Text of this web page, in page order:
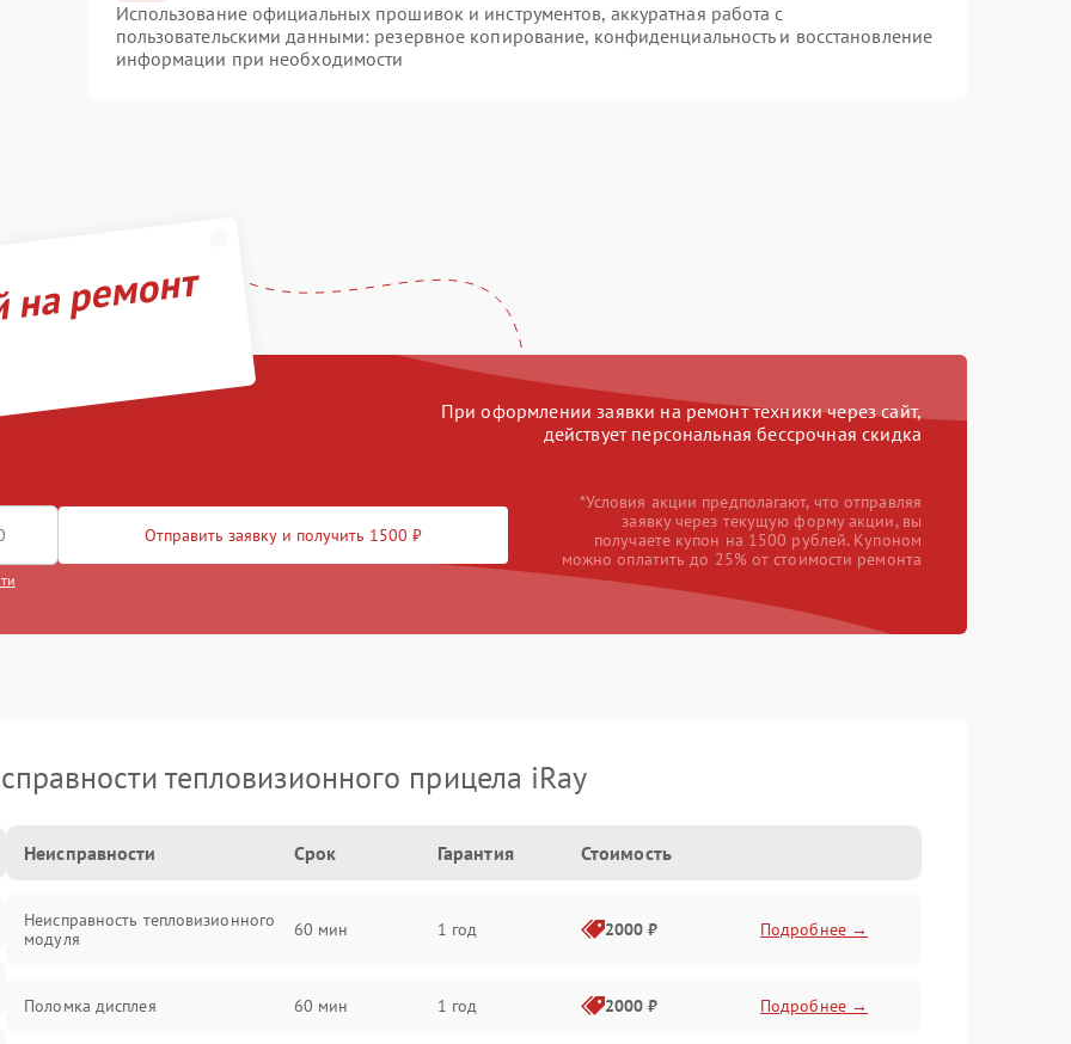
Использование официальных прошивок и инструментов, аккуратная работа с
пользовательскими данными: резервное копирование, конфиденциальность и восстановление
информации при необходимости
ремонт
При оформлении заявки на ремонт техники через сайт,
действует персональная бессрочная скидка
Отправить заявку и получить 1500 ₽
*Условия акции предполагают, что отправляя
заявку через текущую форму акции, вы
получаете купон на 1500 рублей. Купоном
можно оплатить до 25% от стоимости ремонта
тепловизионного прицела iRay
Неисправности Срок Гарантия Стоимость
Неисправность тепловизионного
модуля
60 мин 1 год 2000 ₽ Подробнее →
Поломка дисплея 60 мин 1 год 2000 ₽ Подробнее →